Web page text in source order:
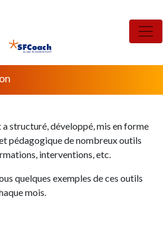
structuré, développé, mis en forme
pédagogique de nombreux outils
interventions, etc.
quelques exemples de ces outils
mois.